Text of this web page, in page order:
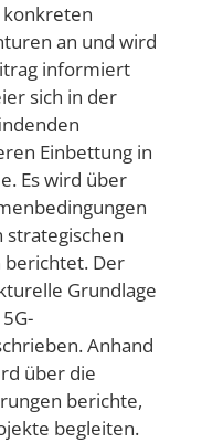
konkreten
an und wird
informiert
sich in der
Einbettung in
Es wird über
strategischen
berichtet. Der
Grundlage
Anhand
über die
berichte,
begleiten.